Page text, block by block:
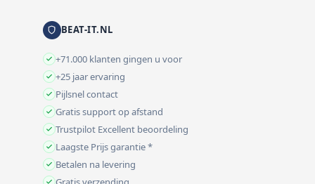
BEAT-IT.NL
+71.000 klanten gingen u voor
+25 jaar ervaring
Pijlsnel contact
Gratis support op afstand
Trustpilot Excellent beoordeling
Laagste Prijs garantie *
Betalen na levering